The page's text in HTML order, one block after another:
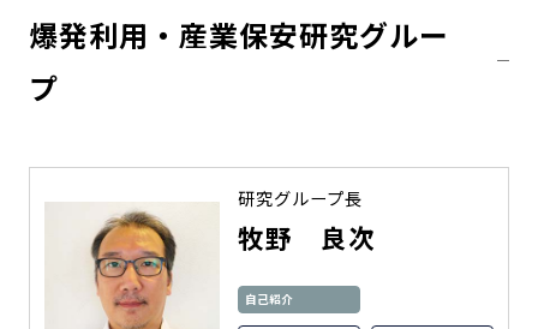
爆発利用・産業保安研究グルー
プ
研究グループ長
牧野 良次
自己紹介